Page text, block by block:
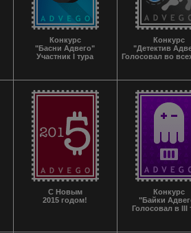
Конкурс
"Басни Адвего"
Участник I тура
Конкурс
"Детектив
Голосовал во
С Новым
2015 годом!
Конкурс
"Байки
Голосовал в III